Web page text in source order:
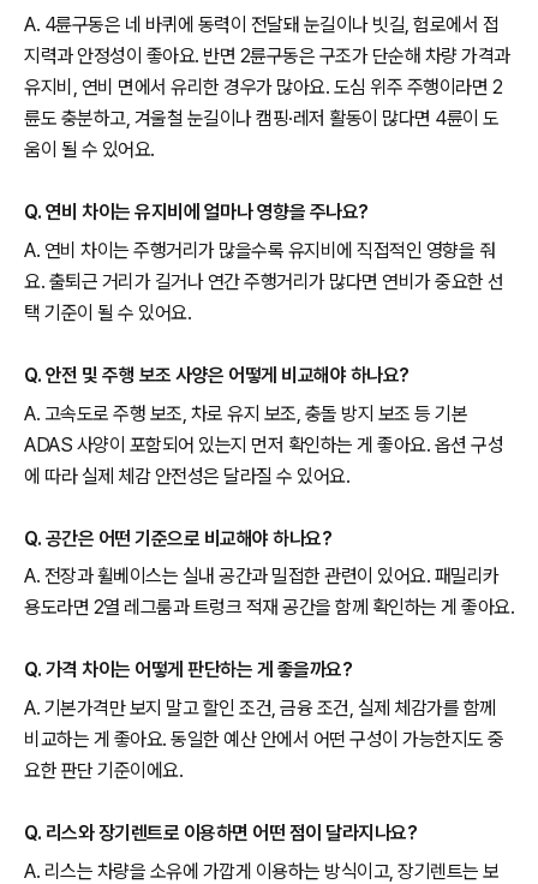
A. 4륜구동은 네 바퀴에 동력이 전달돼 눈길이나 빗길, 험로에서 접
지력과 안정성이 좋아요. 반면 2륜구동은 구조가 단순해 차량 가격과
유지비, 연비 면에서 유리한 경우가 많아요. 도심 위주 주행이라면 2
륜도 충분하고, 겨울철 눈길이나 캠핑·레저 활동이 많다면 4륜이 도
움이 될 수 있어요.
Q. 연비 차이는 유지비에 얼마나 영향을 주나요?
A. 연비 차이는 주행거리가 많을수록 유지비에 직접적인 영향을 줘
요. 출퇴근 거리가 길거나 연간 주행거리가 많다면 연비가 중요한 선
택 기준이 될 수 있어요.
Q. 안전 및 주행 보조 사양은 어떻게 비교해야 하나요?
A. 고속도로 주행 보조, 차로 유지 보조, 충돌 방지 보조 등 기본
ADAS 사양이 포함되어 있는지 먼저 확인하는 게 좋아요. 옵션 구성
에 따라 실제 체감 안전성은 달라질 수 있어요.
Q. 공간은 어떤 기준으로 비교해야 하나요?
A. 전장과 휠베이스는 실내 공간과 밀접한 관련이 있어요. 패밀리카
용도라면 2열 레그룸과 트렁크 적재 공간을 함께 확인하는 게 좋아요.
Q. 가격 차이는 어떻게 판단하는 게 좋을까요?
A. 기본가격만 보지 말고 할인 조건, 금융 조건, 실제 체감가를 함께
비교하는 게 좋아요. 동일한 예산 안에서 어떤 구성이 가능한지도 중
요한 판단 기준이에요.
Q. 리스와 장기렌트로 이용하면 어떤 점이 달라지나요?
A. 리스는 차량을 소유에 가깝게 이용하는 방식이고, 장기렌트는 보